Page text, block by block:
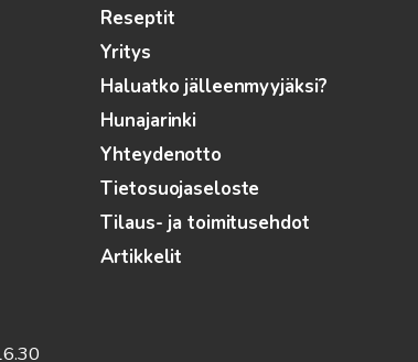
Reseptit
Yritys
Haluatko jälleenmyyjäksi?
Hunajarinki
Yhteydenotto
Tietosuojaseloste
Tilaus- ja toimitusehdot
Artikkelit